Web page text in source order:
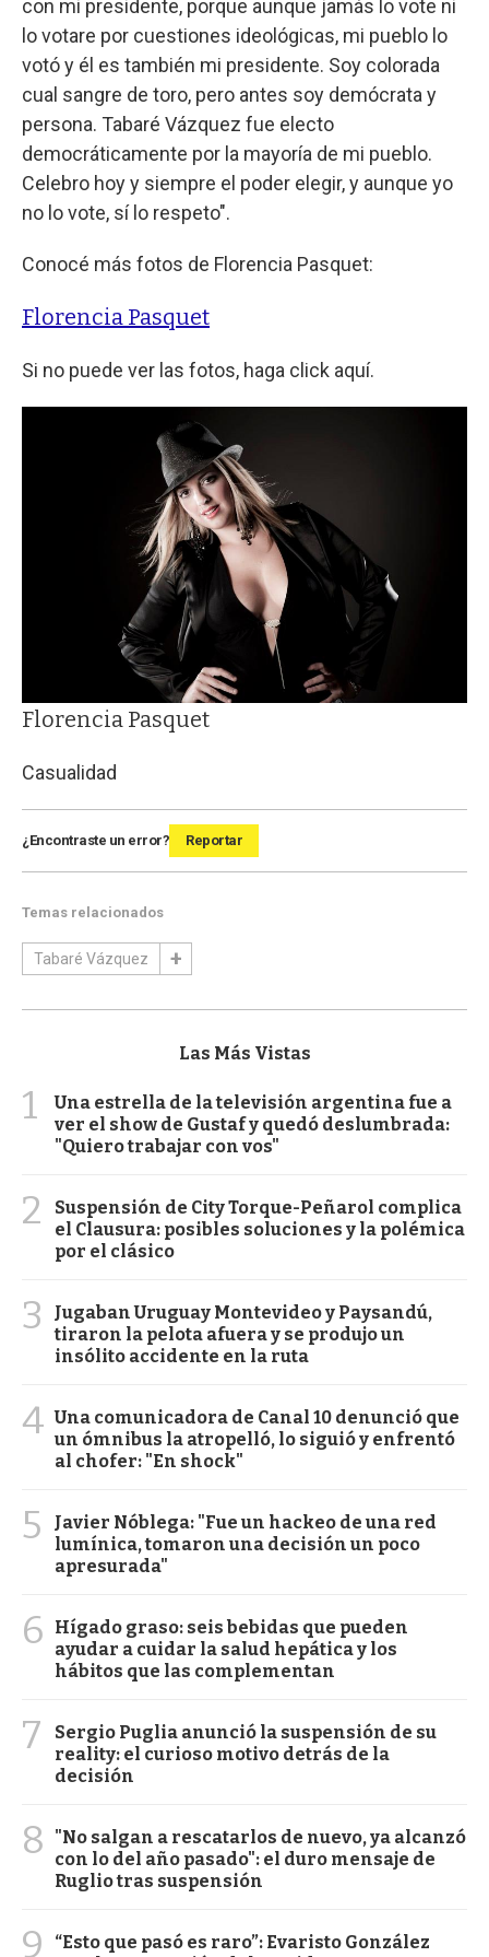
con mi presidente, porque aunque jamás lo vote ni
lo votare por cuestiones ideológicas, mi pueblo lo
votó y él es también mi presidente. Soy colorada
cual sangre de toro, pero antes soy demócrata y
persona. Tabaré Vázquez fue electo
democráticamente por la mayoría de mi pueblo.
Celebro hoy y siempre el poder elegir, y aunque yo
no lo vote, sí lo respeto".
Conocé más fotos de Florencia Pasquet:
Florencia Pasquet
Si no puede ver las fotos, haga click aquí.
Florencia Pasquet
Casualidad
¿Encontraste un error? Reportar
Temas relacionados
Tabaré Vázquez
Las Más Vistas
1
Una estrella de la televisión argentina fue a
ver el show de Gustaf y quedó deslumbrada:
"Quiero trabajar con vos"
2
Suspensión de City Torque-Peñarol complica
el Clausura: posibles soluciones y la polémica
por el clásico
3
Jugaban Uruguay Montevideo y Paysandú,
tiraron la pelota afuera y se produjo un
insólito accidente en la ruta
4 Una comunicadora de Canal 10 denunció que
un ómnibus la atropelló, lo siguió y enfrentó
al chofer: "En shock"
5
Javier Nóblega: "Fue un hackeo de una red
lumínica, tomaron una decisión un poco
apresurada"
6
Hígado graso: seis bebidas que pueden
ayudar a cuidar la salud hepática y los
hábitos que las complementan
7
Sergio Puglia anunció la suspensión de su
reality: el curioso motivo detrás de la
decisión
8
"No salgan a rescatarlos de nuevo, ya alcanzó
con lo del año pasado": el duro mensaje de
Ruglio tras suspensión
9
“Esto que pasó es raro”: Evaristo González